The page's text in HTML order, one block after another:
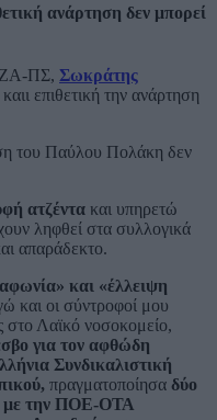
ανάρτηση δεν μπορεί
ΠΣ, Σωκράτης
επιθετική την ανάρτηση
του Παύλου Πολάκη δεν
ατζέντα και υπηρετώ
ληφθεί στα συλλογικά
απαράδεκτο.
και «έλλειψη
και οι σύντροφοί μου
στο Λαϊκό νοσοκομείο,
για τον αφθώδη
Συνδικαλιστική
πραγματοποίησα δύο
με την ΠΟΕ-ΟΤΑ